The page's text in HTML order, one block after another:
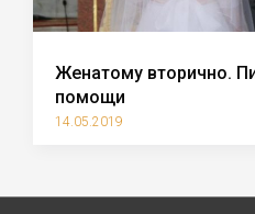
Женатому вторично.
помощи
14.05.2019